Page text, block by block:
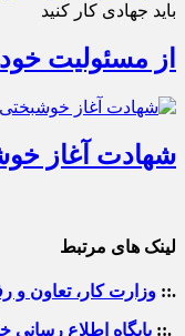
باید جهادی کار کنید
از مسئولیت
شهادت آغاز
لینک های مرتبط
.:: وزارت کار، تعاون و
.:: پایگاه اطلاع رسانی